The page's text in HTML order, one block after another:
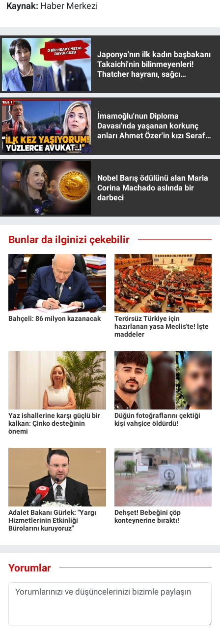
Kaynak: Haber Merkezi
Japonya'nın ilk kadın başbakanı
Takaichi'nin bilinmeyenleri!
Thatcher hayranı, sağcı
İmamoğlu'nun Diploma
Davası'nda yaşanan korkunç
anları Ahmet Özer'in kızı Seraf
Nobel Barış ödülünü alan Maria
Corina Machado aslında bir
darbeci
Bunlar da ilginizi çekebilir
Bahçeli: 86 milyon kazanacak
Terörsüz Türkiye için
hazırlanan yasa Meclis'te! İşte
maddeler
Yaz ishallerine karşı güçlü bir
kalkan: Çinko desteğinin
önemi
Düğün fotoğraflarını çektiği
kişi vahşice öldürdü!
Adalet Bakanı Gürlek: "Yargı
Hizmetlerinin Etkinliği
Bürolarını kuruyoruz"
Dehşet! Bebeğini çöp
konteynerine bıraktı!
Yorumlar